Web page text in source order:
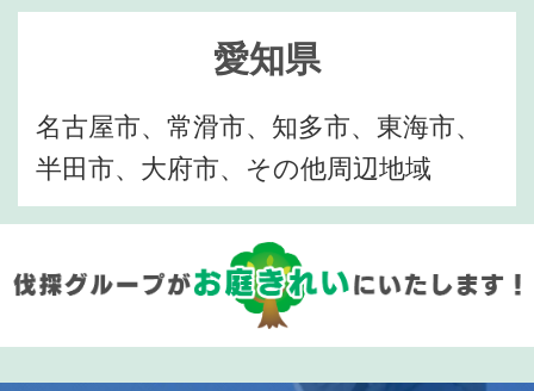
愛知県
名古屋市、常滑市、知多市、東海市、
半田市、大府市、その他周辺地域